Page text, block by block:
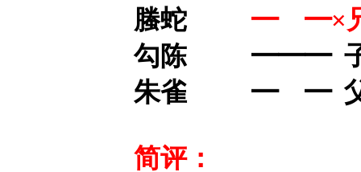
螣蛇
━ ━×
勾陈 ━━━ 子
朱雀 ━ ━ 父
简评：